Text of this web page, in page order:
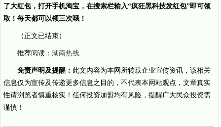
了大红包，打开手机淘宝，在搜索栏输入“疯狂黑科技发红包”即可领
取！每天都可以领三次哦！
（正文已结束）
推荐阅读： 湖南热线
免责声明及提醒： 此文内容为本网所转载企业宣传资讯，该相关
信息仅为宣传及传递更多信息之目的，不代表本网站观点，文章真实
性请浏览者慎重核实！任何投资加盟均有风险，提醒广大民众投资需
谨慎！